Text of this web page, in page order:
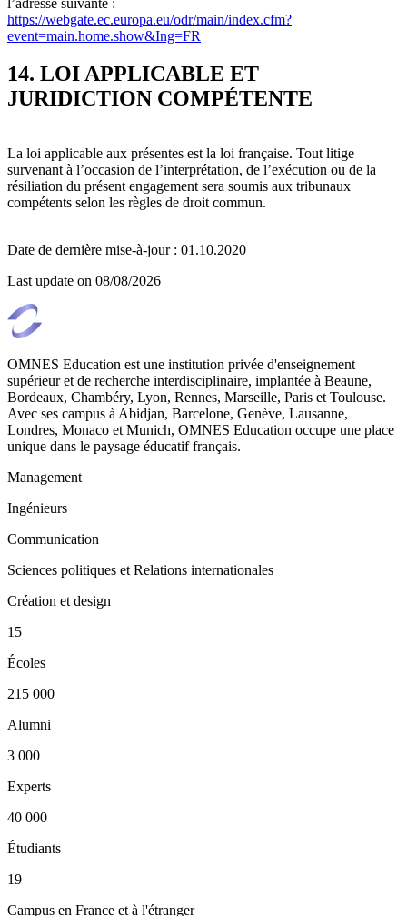
https://webgate.ec.europa.eu/odr/main/index.cfm?
event=main.home.show&Ing=FR
14. LOI APPLICABLE ET
JURIDICTION COMPÉTENTE
La loi applicable aux présentes est la loi française. Tout litige
survenant à l’occasion de l’interprétation, de l’exécution ou de la
résiliation du présent engagement sera soumis aux tribunaux
compétents selon les règles de droit commun.
Date de dernière mise-à-jour : 01.10.2020
Last update on 08/08/2026
OMNES Education est une institution privée d'enseignement
supérieur et de recherche interdisciplinaire, implantée à Beaune,
Bordeaux, Chambéry, Lyon, Rennes, Marseille, Paris et Toulouse.
Avec ses campus à Abidjan, Barcelone, Genève, Lausanne,
Londres, Monaco et Munich, OMNES Education occupe une place
unique dans le paysage éducatif français.
Management
Ingénieurs
Communication
Sciences politiques et Relations internationales
Création et design
15
Écoles
215 000
Alumni
3 000
Experts
40 000
Étudiants
19
Campus en France et à l'étranger